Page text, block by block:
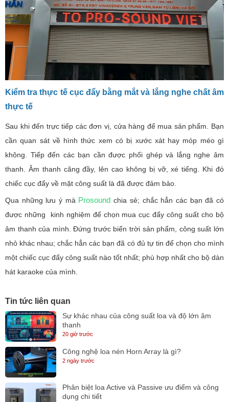
Kiểm tra thực tế cục đẩy bằng mắt và lắng nghe chất âm
thực tế
Sau khi đến trực tiếp các đơn vị, cửa hàng để mua sản phẩm. Bạn
cần quan sát về hình thức xem có bị xước xát hay móp méo gì
không. Tiếp đến các bạn cần được phối ghép và lắng nghe âm
thanh. Âm thanh căng đầy, lên cao không bị vỡ, xé tiếng. Khi đó
chiếc cục đẩy về mặt công suất là đã được đảm bảo.
Qua những lưu ý mà Prosound chia sẻ; chắc hẳn các bạn đã có
được những kinh nghiệm để chọn mua cục đẩy công suất cho bộ
âm thanh của mình. Đứng trước biển trời sản phẩm, công suất lớn
nhỏ khác nhau; chắc hẳn các bạn đã có đủ tự tin để chọn cho mình
một chiếc cục đẩy công suất nào tốt nhất; phù hợp nhất cho bộ dàn
hát karaoke của mình.
Tin tức liên quan
Sự khác nhau của công suất loa và độ lớn âm
thanh
20 giờ trước
Công nghệ loa nén Horn Array là gì?
2 ngày trước
Phân biệt loa Active và Passive ưu điểm và công
dụng chi tiết